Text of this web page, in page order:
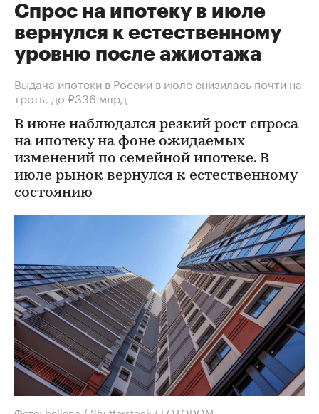
Спрос на ипотеку в июле
вернулся к естественному
уровню после ажиотажа
Выдача ипотеки в России в июле снизилась почти на
треть, до ₽336 млрд
В июне наблюдался резкий рост спроса
на ипотеку на фоне ожидаемых
изменений по семейной ипотеке. В
июле рынок вернулся к естественному
состоянию